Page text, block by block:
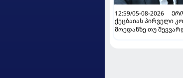
12:59/05-08-2026
ქეცბაიას პირველი
მოედანზე თუ